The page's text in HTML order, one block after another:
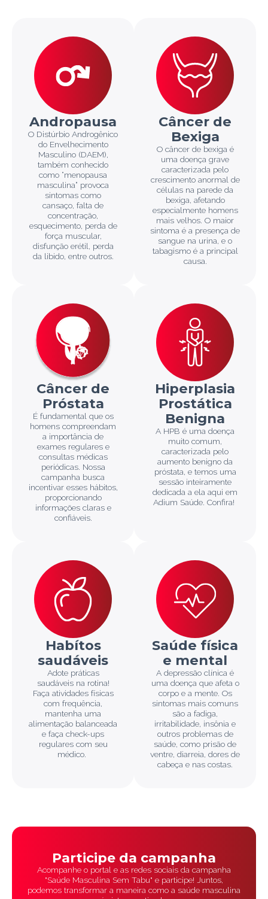
Andropausa
O Distúrbio Androgênico
do Envelhecimento
Masculino (DAEM),
também conhecido
como “menopausa
masculina” provoca
sintomas como
cansaço, falta de
concentração,
esquecimento, perda de
força muscular,
disfunção erétil, perda
da libido, entre outros.
Câncer de
Bexiga
O câncer de bexiga é
uma doença grave
caracterizada pelo
crescimento anormal de
células na parede da
bexiga, afetando
especialmente homens
mais velhos. O maior
sintoma é a presença de
sangue na urina, e o
tabagismo é a principal
causa.
Câncer de
Próstata
É fundamental que os
homens compreendam
a importância de
exames regulares e
consultas médicas
periódicas. Nossa
campanha busca
incentivar esses hábitos,
proporcionando
informações claras e
confiáveis.
Hiperplasia
Prostática
Benigna
A HPB é uma doença
muito comum,
caracterizada pelo
aumento benigno da
próstata, e temos uma
sessão inteiramente
dedicada a ela aqui em
Adium Saúde. Confira!
Habítos
saudáveis
Adote práticas
saudáveis na rotina!
Faça atividades físicas
com frequência,
mantenha uma
alimentação balanceada
e faça check-ups
regulares com seu
médico.
Saúde física
e mental
A depressão clínica é
uma doença que afeta o
corpo e a mente. Os
sintomas mais comuns
são a fadiga,
irritabilidade, insônia e
outros problemas de
saúde, como prisão de
ventre, diarreia, dores de
cabeça e nas costas.
Participe da campanha
Acompanhe o portal e as redes sociais da campanha
"Saúde Masculina Sem Tabu" e participe! Juntos,
podemos transformar a maneira como a saúde masculina